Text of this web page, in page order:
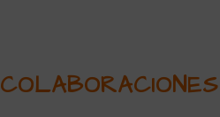
COLABORACIONES